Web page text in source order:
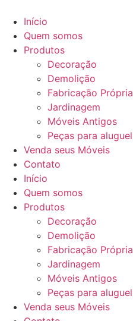
Início
Quem somos
Produtos
Decoração
Demolição
Fabricação Própria
Jardinagem
Móveis Antigos
Peças para aluguel
Venda seus Móveis
Contato
Início
Quem somos
Produtos
Decoração
Demolição
Fabricação Própria
Jardinagem
Móveis Antigos
Peças para aluguel
Venda seus Móveis